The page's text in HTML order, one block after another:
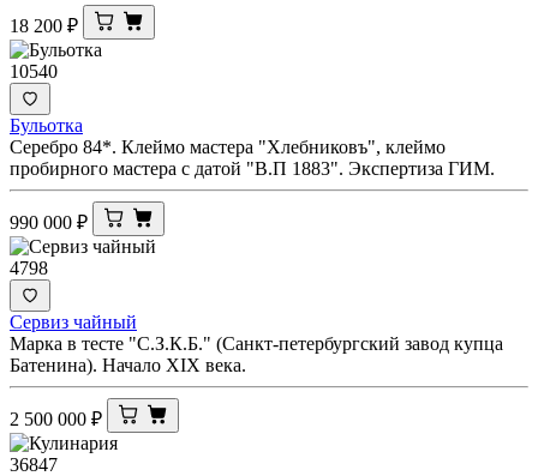
18 200 ₽
10540
Бульотка
Серебро 84*. Клеймо мастера "Хлебниковъ", клеймо
пробирного мастера с датой "В.П 1883". Экспертиза ГИМ.
990 000 ₽
4798
Сервиз чайный
Марка в тесте "С.З.К.Б." (Санкт-петербургский завод купца
Батенина). Начало XIX века.
2 500 000 ₽
36847